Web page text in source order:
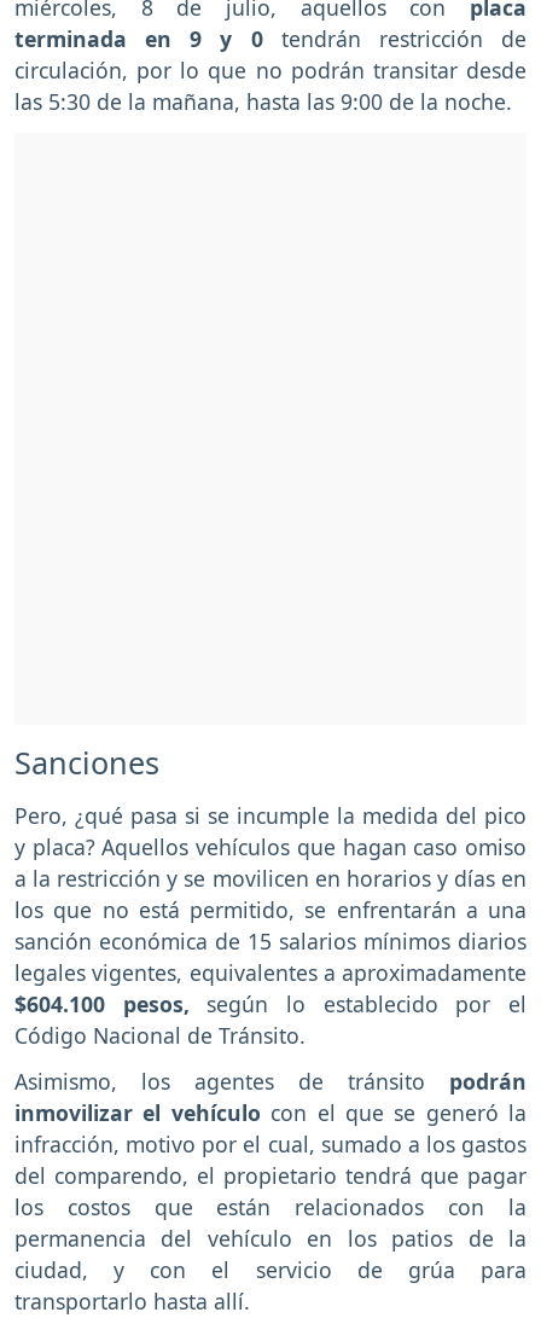
miércoles, 8 de julio, aquellos con placa
terminada en 9 y 0 tendrán restricción de
circulación, por lo que no podrán transitar desde
las 5:30 de la mañana, hasta las 9:00 de la noche.
Sanciones
Pero, ¿qué pasa si se incumple la medida del pico
y placa? Aquellos vehículos que hagan caso omiso
a la restricción y se movilicen en horarios y días en
los que no está permitido, se enfrentarán a una
sanción económica de 15 salarios mínimos diarios
legales vigentes, equivalentes a aproximadamente
$604.100 pesos, según lo establecido por el
Código Nacional de Tránsito.
Asimismo, los agentes de tránsito podrán
inmovilizar el vehículo con el que se generó la
infracción, motivo por el cual, sumado a los gastos
del comparendo, el propietario tendrá que pagar
los costos que están relacionados con la
permanencia del vehículo en los patios de la
ciudad, y con el servicio de grúa para
transportarlo hasta allí.